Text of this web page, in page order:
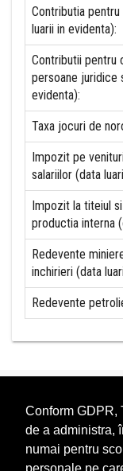
Conform GDPR,
de a administra,
numai pentru
Contributia
luarii in evidenta):
Contributii pentru
persoane juridice
evidenta):
Taxa jocuri de
Impozit pe
salariilor (data
Impozit la titeiul
productia interna
Redevente
inchirieri (data
Redevente
Topurile sunt
depuse si au scop
Este interzisa
precizarea sursei.